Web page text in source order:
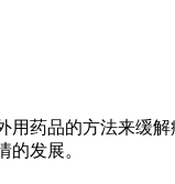
药品的方法来缓
发展。